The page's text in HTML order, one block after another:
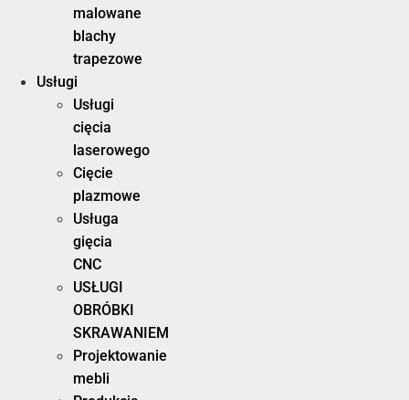
malowane
blachy
trapezowe
Usługi
Usługi
cięcia
laserowego
Cięcie
plazmowe
Usługa
gięcia
CNC
USŁUGI
OBRÓBKI
SKRAWANIEM
Projektowanie
mebli